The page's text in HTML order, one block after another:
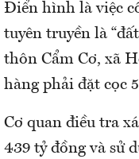
Điển hình là việc
tuyên truyền là
thôn Cẩm Cơ, xã
hàng phải đặt cọc
Cơ quan điều tra
439 tỷ đồng và sử